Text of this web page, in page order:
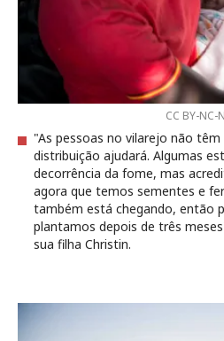
CC BY-
"As pessoas no vilarejo não
distribuição ajudará. Algumas
decorrência da fome, mas
agora que temos sementes e
também está chegando, então
plantamos depois de três
sua filha Christin.